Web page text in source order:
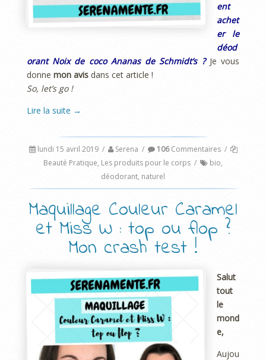
ent
achet
er le
déod
orant Noix de coco Ananas de Schmidt’s ? Je vous
donne mon avis dans cet article !
So, let’s go !
Lire la suite →
lundi 15 avril 2019 / Serena / 106Commentaires /
Beauté Pratique, Les produits pour le corps / bio,
déodorant, naturel
Maquillage Couleur Caramel
et Miss W : top ou flop ?
Mon crash test !
Salut
tout
le
mond
e,
Aujou